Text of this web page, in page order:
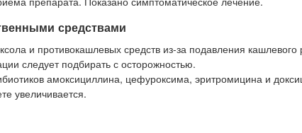
средствами
и противокашлевых средств из-за подавления кашлевого
следует подбирать с осторожностью.
амоксициллина, цефуроксима, эритромицина и
увеличивается.